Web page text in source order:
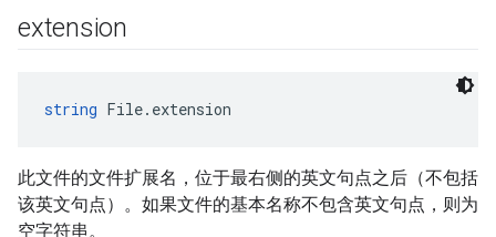
extension
string File.extension
此文件的文件扩展名，位于最右侧的英文句点之后（不包括
该英文句点）。如果文件的基本名称不包含英文句点，则为
空字符串。